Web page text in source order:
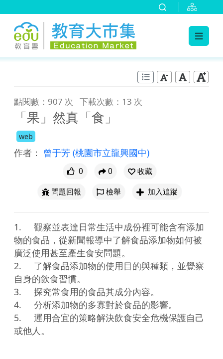
點閱數：907 次 下載次數：13 次
「果」然真「食」
web
作者： 曾于芳 (桃園市立龍興國中)
0 0
收藏
問題回報
檢舉 加入追蹤
1.	觀察並表達日常生活中成份裡可能含有添加
物的食品，從新聞報導中了解食品添加物如何被
廣泛使用甚至產生食安問題。
2.	了解食品添加物的使用目的與種類，並覺察
自身的飲食習慣。
3.	探究常食用的食品其成分內容。
4.	分析添加物的多寡對於食品的影響。
5.	運用合宜的策略解決飲食安全危機保護自己
或他人。